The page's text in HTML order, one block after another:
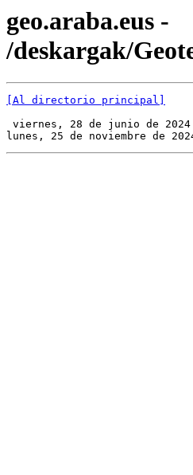
geo.araba.eus -
/deskargak/
[Al directorio principal]
viernes, 28 de junio de
lunes, 25 de noviembre de